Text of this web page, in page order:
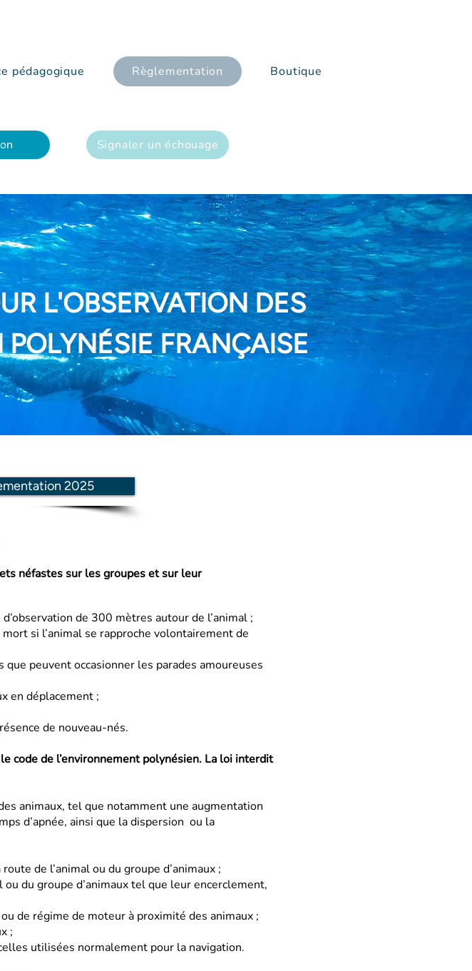
pédagogique Règlementation Boutique
Signaler un échouage
L'OBSERVATION DES
FRANÇAISE
2025
néfastes sur les groupes et sur leur
d’observation de 300 mètres autour de l’animal ;
si l’animal se rapproche volontairement de
que peuvent occasionner les parades amoureuses
en déplacement ;
de nouveau-nés.
code de l’environnement polynésien. La loi interdit
animaux, tel que notamment une augmentation
d’apnée, ainsi que la dispersion ou la
de l’animal ou du groupe d’animaux ;
du groupe d’animaux tel que leur encerclement,
de régime de moteur à proximité des animaux ;
;
utilisées normalement pour la navigation.